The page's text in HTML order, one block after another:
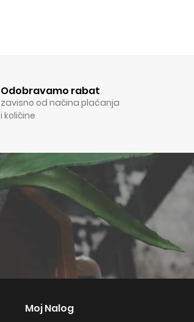
Odobravamo rabat
zavisno od načina plaćanja
i količine
Moj Nalog